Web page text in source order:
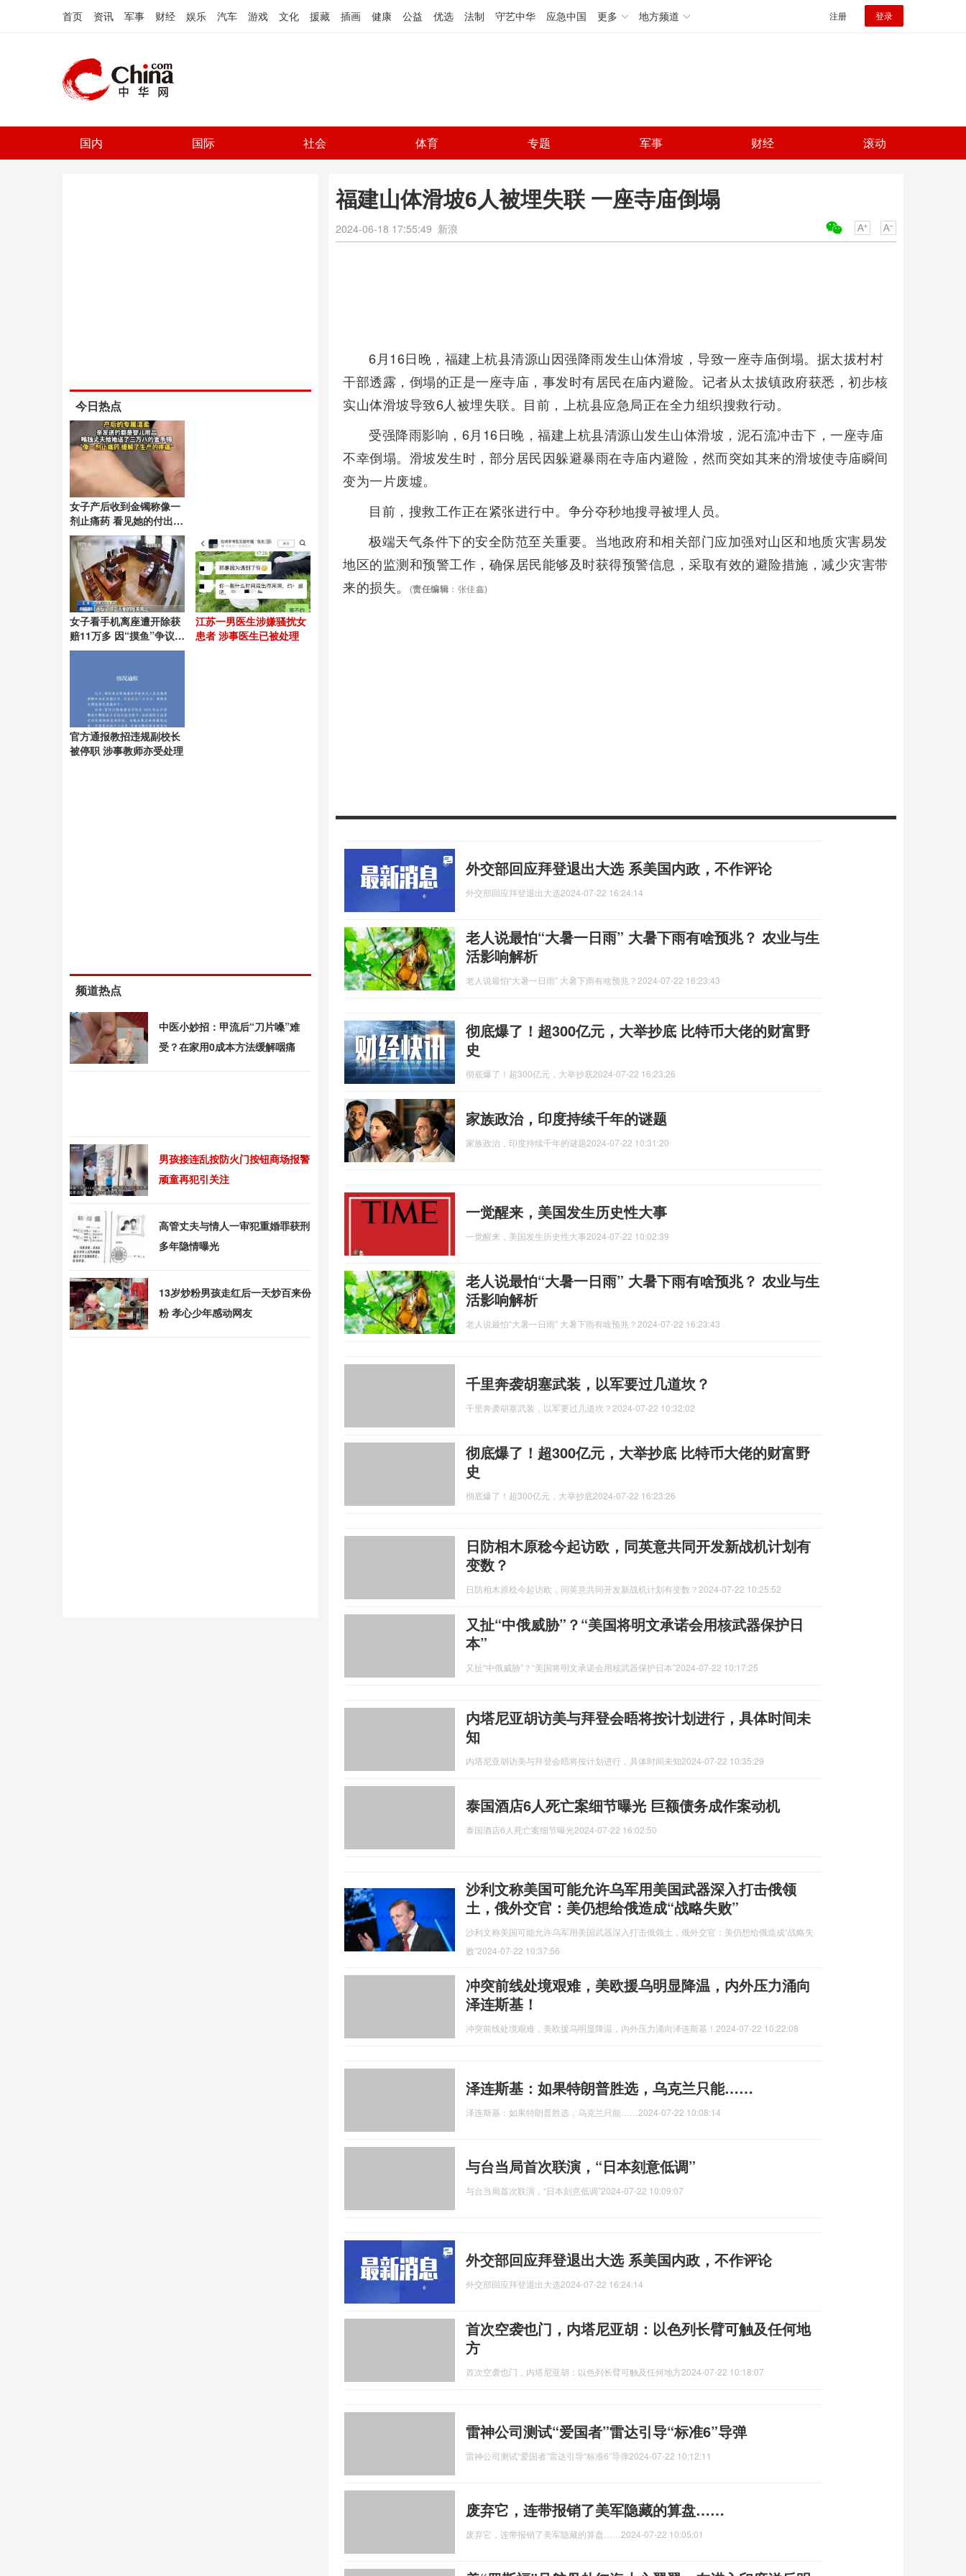
首页 资讯 军事 财经 娱乐 汽车 游戏 文化 援藏 插画 健康 公益 优选 法制 守艺中华 应急中国 更多 地方频道 注册 登录
国内 国际 社会 体育 专题 军事 财经 滚动
福建山体滑坡6人被埋失联 一座寺庙倒塌
2024-06-18 17:55:49 新浪
6月16日晚，福建上杭县清源山因强降雨发生山体滑坡，导致一座寺庙倒塌。据太拔村村
干部透露，倒塌的正是一座寺庙，事发时有居民在庙内避险。记者从太拔镇政府获悉，初步核
实山体滑坡导致6人被埋失联。目前，上杭县应急局正在全力组织搜救行动。
受强降雨影响，6月16日晚，福建上杭县清源山发生山体滑坡，泥石流冲击下，一座寺庙
不幸倒塌。滑坡发生时，部分居民因躲避暴雨在寺庙内避险，然而突如其来的滑坡使寺庙瞬间
变为一片废墟。
目前，搜救工作正在紧张进行中。争分夺秒地搜寻被埋人员。
极端天气条件下的安全防范至关重要。当地政府和相关部门应加强对山区和地质灾害易发
地区的监测和预警工作，确保居民能够及时获得预警信息，采取有效的避险措施，减少灾害带
来的损失。
(责任编辑 ：张佳鑫)
外交部回应拜登退出大选 系美国内政，不作评论
外交部回应拜登退出大选2024-07-22 16:24:14
老人说最怕“大暑一日雨” 大暑下雨有啥预兆？ 农业与生
活影响解析
老人说最怕“大暑一日雨” 大暑下雨有啥预兆？ 2024-07-22 16:23:43
彻底爆了！超300亿元，大举抄底 比特币大佬的财富野
史
彻底爆了！超300亿元，大举抄底2024-07-22 16:23:26
家族政治，印度持续千年的谜题
家族政治，印度持续千年的谜题2024-07-22 10:31:20
一觉醒来，美国发生历史性大事
一觉醒来，美国发生历史性大事2024-07-22 10:02:39
老人说最怕“大暑一日雨” 大暑下雨有啥预兆？ 农业与生
活影响解析
老人说最怕“大暑一日雨” 大暑下雨有啥预兆？ 2024-07-22 16:23:43
千里奔袭胡塞武装，以军要过几道坎？
千里奔袭胡塞武装，以军要过几道坎？ 2024-07-22 10:32:02
彻底爆了！超300亿元，大举抄底 比特币大佬的财富野
史
彻底爆了！超300亿元，大举抄底2024-07-22 16:23:26
日防相木原稔今起访欧，同英意共同开发新战机计划有
变数？
日防相木原稔今起访欧，同英意共同开发新战机计划有变数？ 2024-07-22 10:25:52
又扯“中俄威胁”？“美国将明文承诺会用核武器保护日
本”
又扯“中俄威胁”？“美国将明文承诺会用核武器保护日本”2024-07-22 10:17:25
内塔尼亚胡访美与拜登会晤将按计划进行，具体时间未
知
内塔尼亚胡访美与拜登会晤将按计划进行，具体时间未知2024-07-22 10:35:29
泰国酒店6人死亡案细节曝光 巨额债务成作案动机
泰国酒店6人死亡案细节曝光2024-07-22 16:02:50
沙利文称美国可能允许乌军用美国武器深入打击俄领
土，俄外交官：美仍想给俄造成“战略失败”
沙利文称美国可能允许乌军用美国武器深入打击俄领土，俄外交官：美仍想给俄造成“战略失
败”2024-07-22 10:37:56
冲突前线处境艰难，美欧援乌明显降温，内外压力涌向
泽连斯基！
冲突前线处境艰难，美欧援乌明显降温，内外压力涌向泽连斯基！ 2024-07-22 10:22:08
泽连斯基：如果特朗普胜选，乌克兰只能……
泽连斯基：如果特朗普胜选，乌克兰只能…… 2024-07-22 10:08:14
与台当局首次联演，“日本刻意低调”
与台当局首次联演，“日本刻意低调”2024-07-22 10:09:07
外交部回应拜登退出大选 系美国内政，不作评论
外交部回应拜登退出大选2024-07-22 16:24:14
首次空袭也门，内塔尼亚胡：以色列长臂可触及任何地
方
首次空袭也门，内塔尼亚胡：以色列长臂可触及任何地方2024-07-22 10:18:07
雷神公司测试“爱国者”雷达引导“标准6”导弹
雷神公司测试“爱国者”雷达引导“标准6”导弹2024-07-22 10:12:11
废弃它，连带报销了美军隐藏的算盘……
废弃它，连带报销了美军隐藏的算盘…… 2024-07-22 10:05:01
今日热点
女子产后收到金镯称像一
剂止痛药 看见她的付出与
疼痛
女子看手机离座遭开除获
赔11万多 因“摸鱼”争议解
雇被判违法
江苏一男医生涉嫌骚扰女
患者 涉事医生已被处理
官方通报教招违规副校长
被停职 涉事教师亦受处理
频道热点
中医小妙招：甲流后“刀片嗓”难
受？在家用0成本方法缓解咽痛
男孩接连乱按防火门按钮商场报警
顽童再犯引关注
高管丈夫与情人一审犯重婚罪获刑
多年隐情曝光
13岁炒粉男孩走红后一天炒百来份
粉 孝心少年感动网友